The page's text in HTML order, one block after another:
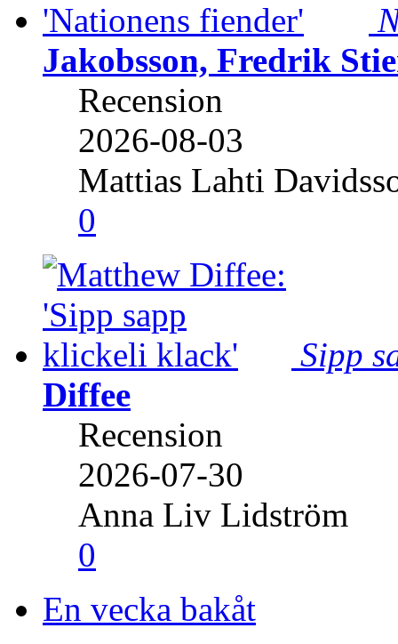
Jakobsson, Fredrik
Recension
2026-08-03
Mattias Lahti
0
Sipp
Diffee
Recension
2026-07-30
Anna Liv Lidström
0
En vecka bakåt